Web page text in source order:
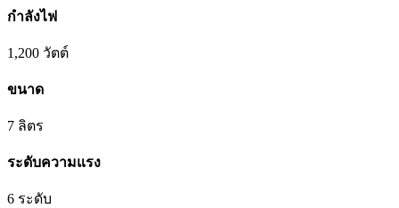
กำลังไฟ
1,200 วัตต์
ขนาด
7 ลิตร
ระดับความแรง
6 ระดับ